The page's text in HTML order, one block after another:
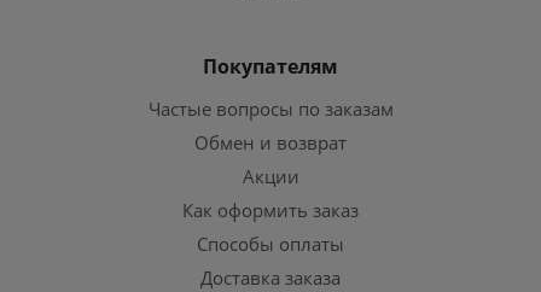
Покупателям
Частые вопросы по заказам
Обмен и возврат
Акции
Как оформить заказ
Способы оплаты
Доставка заказа